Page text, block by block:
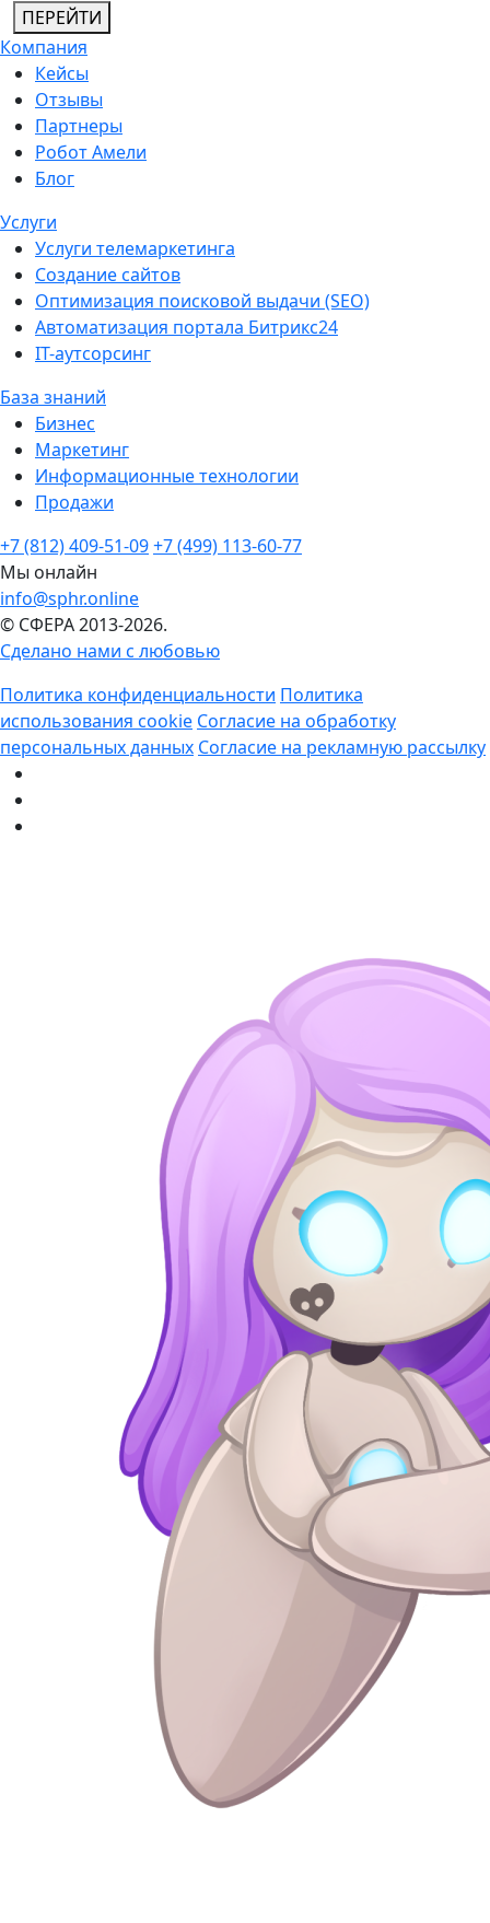
ПЕРЕЙТИ
Компания
Кейсы
Отзывы
Партнеры
Робот Амели
Блог
Услуги
Услуги телемаркетинга
Создание сайтов
Оптимизация поисковой выдачи (SEO)
Автоматизация портала Битрикс24
IT-аутсорсинг
База знаний
Бизнес
Маркетинг
Информационные технологии
Продажи
+7 (812) 409-51-09+7 (499) 113-60-77
Мы онлайн
info@sphr.online
© СФЕРА 2013-2026.
Сделано нами с любовью
Политика конфиденциальности Политика
использования cookie Согласие на обработку
персональных данных Согласие на рекламную рассылку